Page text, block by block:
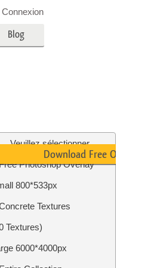
photo
Blog
Connexion
Veuillez sélectionner
Photoshop Overlay
800*533px
Textures
Textures)
6000*4000px
Download Free Overlay